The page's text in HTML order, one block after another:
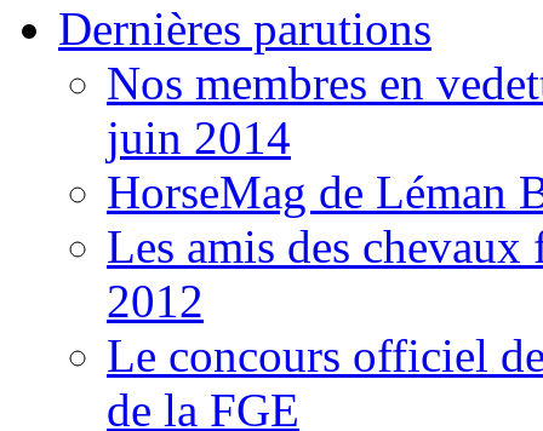
Dernières parutions
Nos membres en
juin 2014
HorseMag de Léman
Les amis des
2012
Le concours officiel
de la FGE